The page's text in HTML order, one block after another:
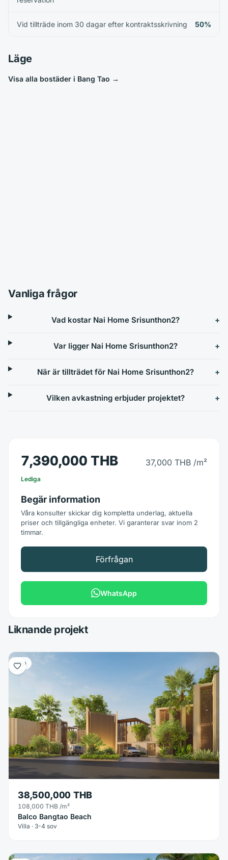
Vid tillträde inom 30 dagar efter kontraktsskrivning 50%
Läge
Visa alla bostäder i Bang Tao →
Vanliga frågor
Vad kostar Nai Home Srisunthon2?
Var ligger Nai Home Srisunthon2?
När är tillträdet för Nai Home Srisunthon2?
Vilken avkastning erbjuder projektet?
7,390,000 THB 37,000 THB /m²
Lediga
Begär information
Våra konsulter skickar dig kompletta underlag, aktuella
priser och tillgängliga enheter. Vi garanterar svar inom 2
timmar.
Förfrågan
WhatsApp
Liknande projekt
Villa
38,500,000 THB
108,000 THB /m²
Balco Bangtao Beach
Villa · 3-4 sov